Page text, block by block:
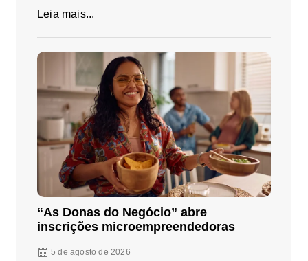
Leia mais...
“As Donas do Negócio” abre
inscrições microempreendedoras
5 de agosto de 2026